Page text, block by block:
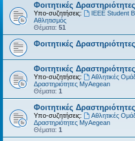
Φοιτητικές
Υπο-συζητήσεις: IEEE Student
Αθλητισμός
Θέματα: 51
Φοιτητικές
Φοιτητικές
Υπο-συζητήσεις: Αθλητικές
Δραστηριότητες MyAegean
Θέματα: 1
Φοιτητικές
Υπο-συζητήσεις: Αθλητικές
Δραστηριότητες MyAegean
Θέματα: 1